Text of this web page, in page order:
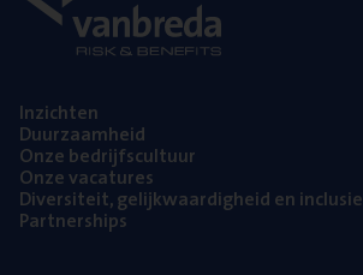
Inzich­ten
Duur­zaam­heid
Onze bedrijfs­cul­tuur
Onze vaca­tu­res
Diver­si­teit, gelijk­waar­dig­heid en inclusie
Part­ner­ships